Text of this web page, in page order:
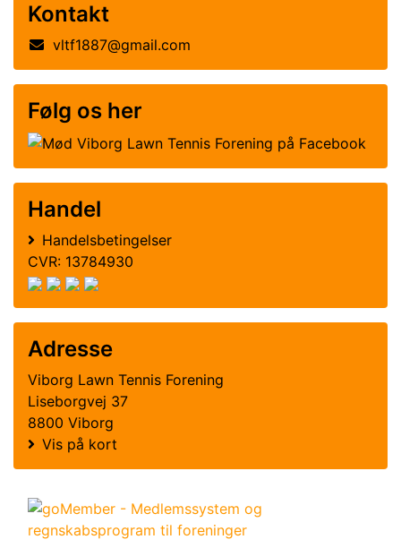
Kontakt
vltf1887@gmail.com
Følg os her
Handel
Handelsbetingelser
CVR: 13784930
Adresse
Viborg Lawn Tennis Forening
Liseborgvej 37
8800 Viborg
Vis på kort